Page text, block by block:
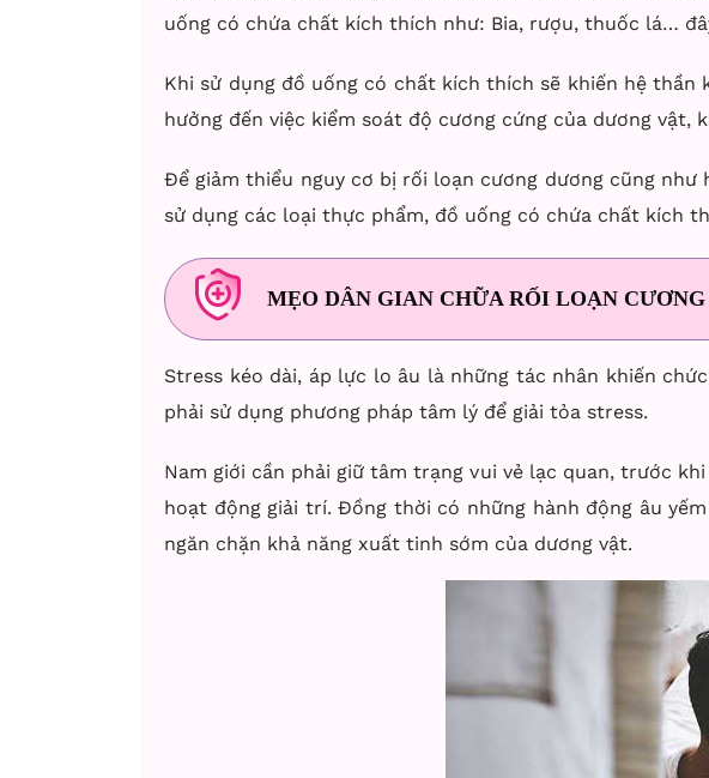
uống có chứa chất kích thích như: Bia, rượu, thuốc lá…
Khi sử dụng đồ uống có chất kích thích sẽ khiến hệ
hưởng đến việc kiểm soát độ cương cứng của dương
Để giảm thiểu nguy cơ bị rối loạn cương dương cũng
sử dụng các loại thực phẩm, đồ uống có chứa chất kích
MẸO DÂN GIAN CHỮA RỐI LOẠN
Stress kéo dài, áp lực lo âu là những tác nhân khiến
phải sử dụng phương pháp tâm lý để giải tỏa stress.
Nam giới cần phải giữ tâm trạng vui vẻ lạc quan, trước
hoạt động giải trí. Đồng thời có những hành động âu
ngăn chặn khả năng xuất tinh sớm của dương vật.